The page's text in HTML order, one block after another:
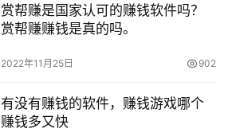
赏帮赚是国家认可的赚钱软件吗？
赏帮赚赚钱是真的吗。
2022年11月25日 902
有没有赚钱的软件，赚钱游戏哪个
赚钱多又快